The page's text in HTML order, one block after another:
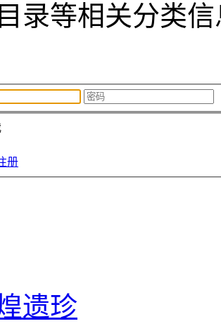
录等相关分类
册
遗珍